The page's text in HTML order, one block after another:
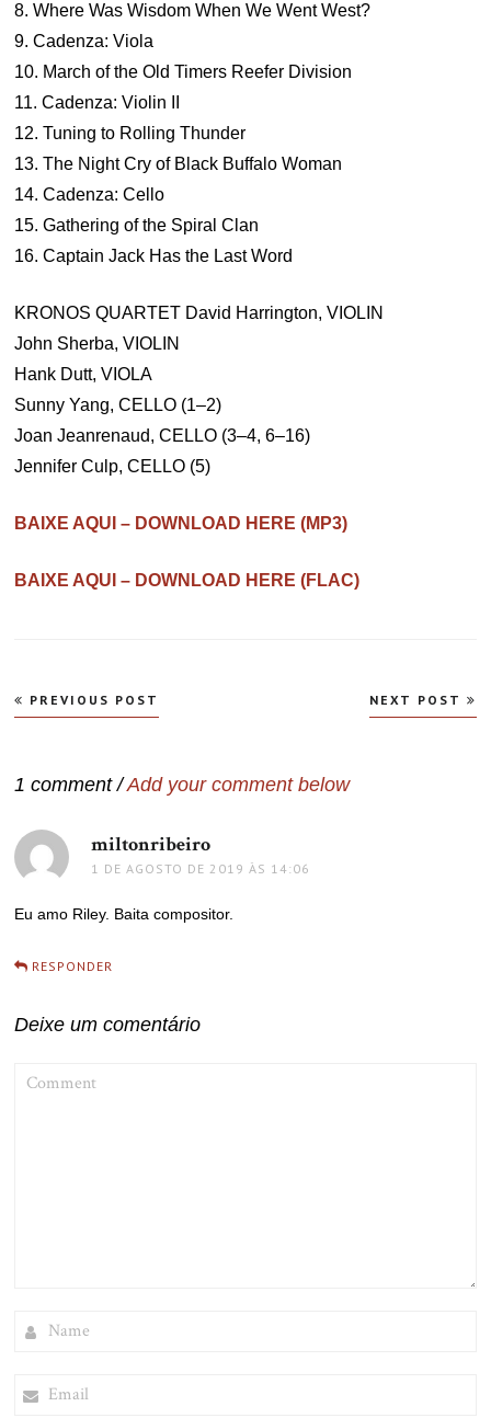
8. Where Was Wisdom When We Went West?
9. Cadenza: Viola
10. March of the Old Timers Reefer Division
11. Cadenza: Violin II
12. Tuning to Rolling Thunder
13. The Night Cry of Black Buffalo Woman
14. Cadenza: Cello
15. Gathering of the Spiral Clan
16. Captain Jack Has the Last Word
KRONOS QUARTET David Harrington, VIOLIN
John Sherba, VIOLIN
Hank Dutt, VIOLA
Sunny Yang, CELLO (1–2)
Joan Jeanrenaud, CELLO (3–4, 6–16)
Jennifer Culp, CELLO (5)
BAIXE AQUI – DOWNLOAD HERE (MP3)
BAIXE AQUI – DOWNLOAD HERE (FLAC)
Navegação
de
PREVIOUS POST NEXT POST
1 comment /Add your comment below
miltonribeiro
1 DE AGOSTO DE 2019 ÀS 14:06
Eu amo Riley. Baita compositor.
RESPONDER
Deixe um comentário